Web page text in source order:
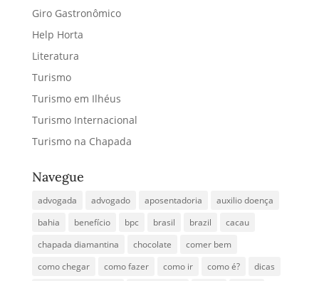
Giro Gastronômico
Help Horta
Literatura
Turismo
Turismo em Ilhéus
Turismo Internacional
Turismo na Chapada
Navegue
advogada advogado aposentadoria
auxilio doença
bahia
benefício bpc brasil brazil
cacau
chapada diamantina
chocolate
comer bem
como chegar
como fazer como ir como é? dicas